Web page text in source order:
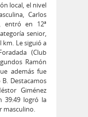
local, el nivel
Carlos
entró en 12ª
senior,
km. Le siguió a
(Club
Ramón
además fue
Destacamos
Giménez
39:49 logró la
masculino.